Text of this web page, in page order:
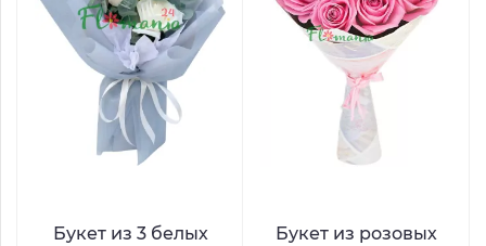
Букет из 3 белых
Букет из розовых